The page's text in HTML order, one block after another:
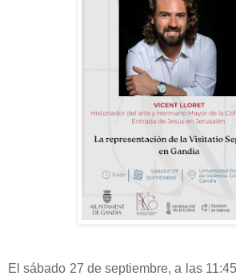
El sábado 27 de septiembre, a las